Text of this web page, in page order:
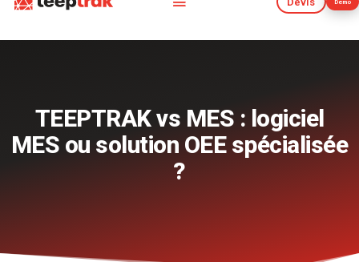
Démo
Devis Démo
TEEPTRAK vs MES : logiciel
MES ou solution OEE spécialisée
?